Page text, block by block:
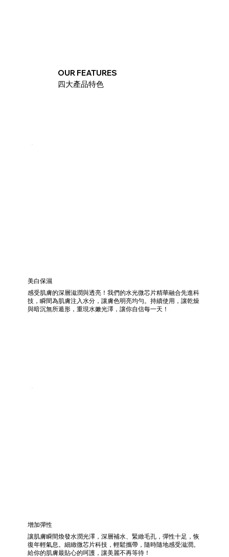
OUR FEATURES
四大產品特色
美白保濕
感受肌膚的深層滋潤與透亮！我們的水光微芯片精華融合先進科
技，瞬間為肌膚注入水分，讓膚色明亮均勻。持續使用，讓乾燥
與暗沉無所遁形，重現水嫩光澤，讓你自信每一天！
增加彈性
讓肌膚瞬間煥發水潤光澤，深層補水、緊緻毛孔，彈性十足，恢
復年輕氣息。細緻微芯片科技，輕鬆攜帶，隨時隨地感受滋潤。
給你的肌膚最貼心的呵護，讓美麗不再等待！